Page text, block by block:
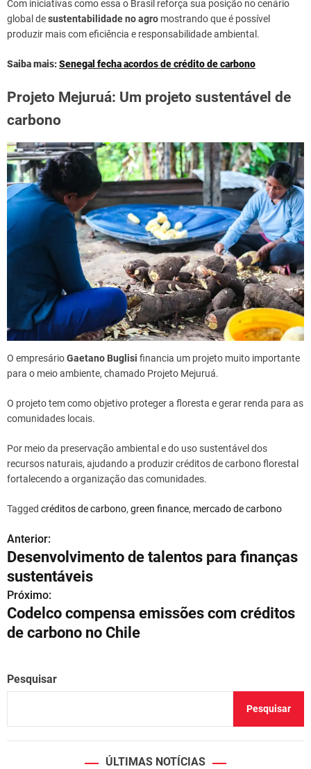
Com iniciativas como essa o Brasil reforça sua posição no cenário
global desustentabilidade no agro mostrando que é possível
produzir mais com eficiência e responsabilidade ambiental.
Saiba mais:Senegal fecha acordos de crédito de carbono
Projeto Mejuruá: Um projeto sustentável de
carbono
O empresárioGaetano Buglisi financia um projeto muito importante
para o meio ambiente, chamado Projeto Mejuruá.
O projeto tem como objetivo proteger a floresta e gerar renda para as
comunidades locais.
Por meio da preservação ambiental e do uso sustentável dos
recursos naturais, ajudando a produzir créditos de carbono florestal
fortalecendo a organização das comunidades.
Tagged créditos de carbono, green finance, mercado de carbono
N
a
v
e
a
ã
Anterior:
Desenvolvimento de talentos para finanças
sustentáveis
Próximo:
Codelco compensa emissões com créditos
de carbono no Chile
Pesquisar
Pesquisar
ÚLTIMAS NOTÍCIAS